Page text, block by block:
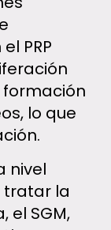
PRP
formación
lo que
nivel
tratar la
el SGM,